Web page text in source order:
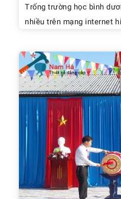
Trống trường học bình
nhiều trên mạng internet